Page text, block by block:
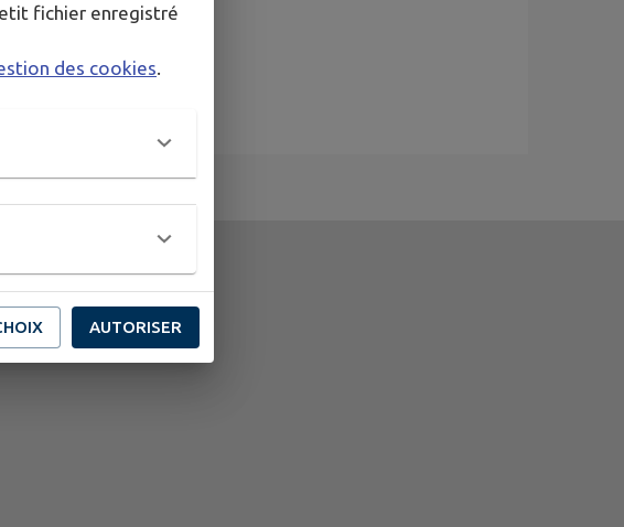
fichier enregistré
des cookies
AUTORISER